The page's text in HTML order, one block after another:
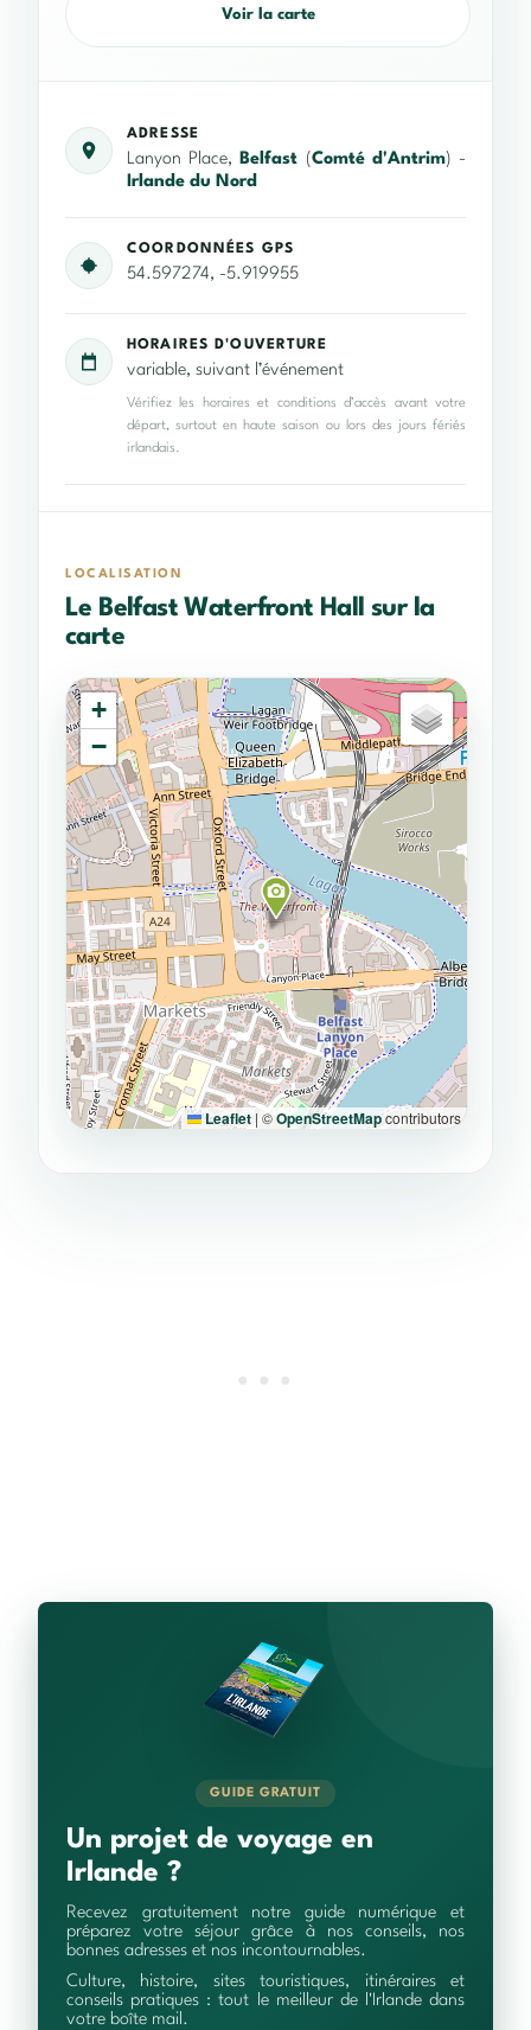
Voir la carte
ADRESSE
Lanyon Place,Belfast (Comté d'Antrim) -
Irlande du Nord
COORDONNÉES GPS
54.597274, -5.919955
HORAIRES D'OUVERTURE
variable, suivant l’événement
Vérifiez les horaires et conditions d’accès avant votre
départ, surtout en haute saison ou lors des jours fériés
irlandais.
LOCALISATION
Le Belfast Waterfront Hall sur la
carte
+
−
Leaflet | ©OpenStreetMapcontributors
GUIDE GRATUIT
Un projet de voyage en
Irlande ?
Recevez gratuitement notre guide numérique et
préparez votre séjour grâce à nos conseils, nos
bonnes adresses et nos incontournables.
Culture, histoire, sites touristiques, itinéraires et
conseils pratiques : tout le meilleur de l'Irlande dans
votre boîte mail.